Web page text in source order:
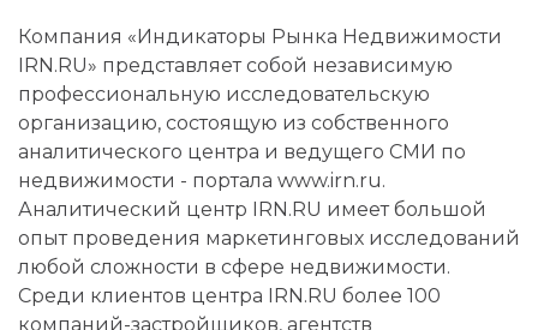
Компания «Индикаторы Рынка Недвижимости
IRN.RU» представляет собой независимую
профессиональную исследовательскую
организацию, состоящую из собственного
аналитического центра и ведущего СМИ по
недвижимости - портала www.irn.ru.
Аналитический центр IRN.RU имеет большой
опыт проведения маркетинговых исследований
любой сложности в сфере недвижимости.
Среди клиентов центра IRN.RU более 100
компаний-застройщиков, агентств